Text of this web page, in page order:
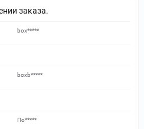
заказа.
box*****
boxb*****
По*****